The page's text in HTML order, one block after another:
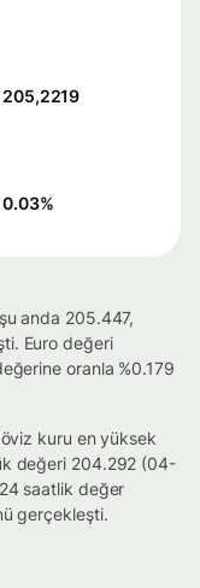
205,2219
0.03%
anda 205.447,
Euro değeri
oranla %0.179
kuru en yüksek
değeri 204.292 (04-
saatlik değer
gerçekleşti.